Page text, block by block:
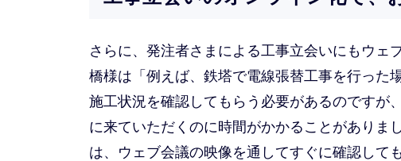
さらに、発注者さまによる工事立会いにもウェ
橋様は「例えば、鉄塔で電線張替工事を行った
施工状況を確認してもらう必要があるのですが
に来ていただくのに時間がかかることがありま
は、ウェブ会議の映像を通してすぐに確認して